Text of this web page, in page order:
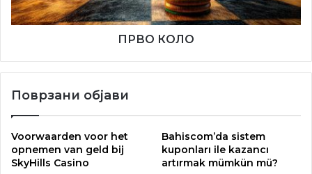
Во Јабука пакетчињата ги поделија претседателот на
Извршниот одбор Благоја Соколовски, членот на
Советот Милорад Младеновски, како и активистки од
ПРВО КОЛО
Поврзани објави
Voorwaarden voor het
opnemen van geld bij
SkyHills Casino
Bahiscom’da sistem
kuponları ile kazancı
artırmak mümkün mü?